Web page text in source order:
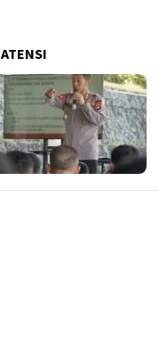
ATENSI